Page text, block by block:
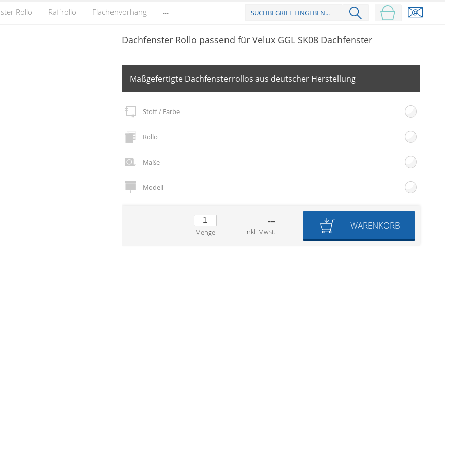
Rollo Raffrollo Flächenvorhang ...
Dachfenster Rollo passend für Velux GGL SK08 Dachfenster
Maßgefertigte Dachfensterrollos aus deutscher Herstellung
Stoff / Farbe
Rollo
Maße
Modell
Menge
---
inkl. MwSt.
WARENKORB